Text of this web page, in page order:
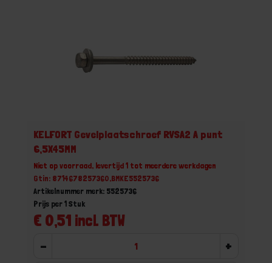
KELFORT Gevelplaatschroef RVSA2 A punt
6,5X45MM
Niet op voorraad, levertijd 1 tot meerdere werkdagen
Gtin: 8714678257360,BMKE5525736
Artikelnummer merk: 5525736
€ 0,51 incl. BTW
Prijs per 1 Stuk
- +